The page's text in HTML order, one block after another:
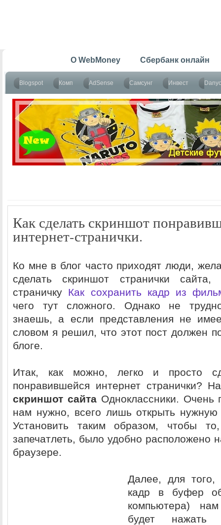
O WebMoney Сбербанк онлайн
Blogspot Комп AdSense Самсунг Инвест
Как сделать скриншот
интернет-странички.
Ко мне в блог часто приходят люди,
сделать скриншот странички
страничку Как сохранить кадр из
чего тут сложного. Однако не
знаешь, а если представления не
словом я решил, что этот пост должен
блоге.
Итак, как можно, легко и просто
понравившейся интернет странички?
скриншот сайтаОдноклассники. Очень
нам нужно, всего лишь открыть нужную
Установить таким образом, чтобы
запечатлеть, было удобно расположено
браузере.
Далее, для того,
кадр в буфер
компьютера)
будет нажать